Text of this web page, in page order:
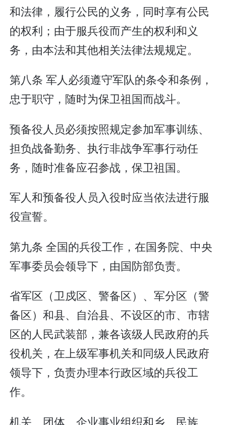
和法律，履行公民的义务，同时享有公民
的权利；由于服兵役而产生的权利和义
务，由本法和其他相关法律法规规定。
第八条 军人必须遵守军队的条令和条例，
忠于职守，随时为保卫祖国而战斗。
预备役人员必须按照规定参加军事训练、
担负战备勤务、执行非战争军事行动任
务，随时准备应召参战，保卫祖国。
军人和预备役人员入役时应当依法进行服
役宣誓。
第九条 全国的兵役工作，在国务院、中央
军事委员会领导下，由国防部负责。
省军区（卫戍区、警备区）、军分区（警
备区）和县、自治县、不设区的市、市辖
区的人民武装部，兼各该级人民政府的兵
役机关，在上级军事机关和同级人民政府
领导下，负责办理本行政区域的兵役工
作。
机关、团体、企业事业组织和乡、民族